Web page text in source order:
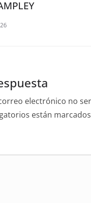
electrónico no
están